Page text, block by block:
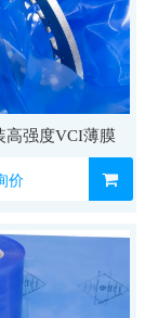
高强度VCI薄膜
价